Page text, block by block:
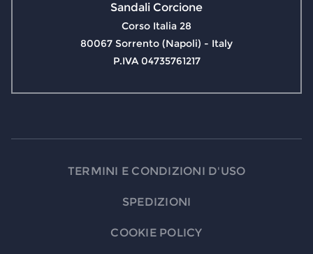
Sandali Corcione
Corso Italia 28
80067 Sorrento (Napoli) - Italy
P.IVA 04735761217
TERMINI E CONDIZIONI D'USO
SPEDIZIONI
COOKIE POLICY